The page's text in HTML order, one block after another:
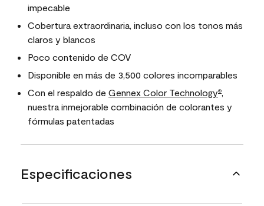
impecable
Cobertura extraordinaria, incluso con los tonos más
claros y blancos
Poco contenido de COV
Disponible en más de 3,500 colores incomparables
Con el respaldo de Gennex Color Technology®,
nuestra inmejorable combinación de colorantes y
fórmulas patentadas
Especificaciones